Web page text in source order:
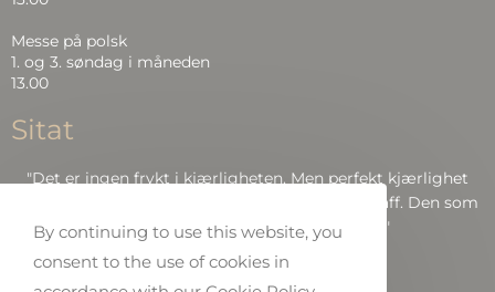
Messe på polsk
1. og 3. søndag i måneden
13.00
Sitat
"Det er ingen frykt i kjærligheten. Men perfekt kjærlighet
driver frykten ut, fordi frykt har å gjøre med straff. Den som
frykter, blir ikke perfekt i kjærlighet.."
Bibelen: Joh 4:18
By continuing to use this website, you
consent to the use of cookies in